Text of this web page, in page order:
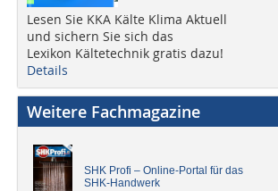
Lesen Sie KKA Kälte Klima Aktuell
und sichern Sie sich das
Lexikon Kältetechnik gratis dazu!
Details
Weitere Fachmagazine
SHK Profi – Online-Portal für das
SHK-Handwerk